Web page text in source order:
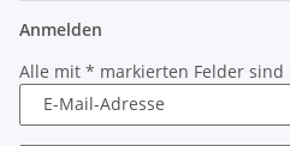
Anmelden
Alle mit * markierten Felder sind
E-Mail-Adresse